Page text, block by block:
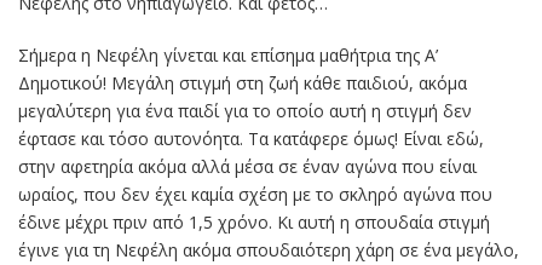
Σήμερα η Νεφέλη γίνεται και επίσημα μαθήτρια της Α’
Δημοτικού! Μεγάλη στιγμή στη ζωή κάθε παιδιού, ακόμα
μεγαλύτερη για ένα παιδί για το οποίο αυτή η στιγμή δεν
έφτασε και τόσο αυτονόητα. Τα κατάφερε όμως! Είναι εδώ,
στην αφετηρία ακόμα αλλά μέσα σε έναν αγώνα που είναι
ωραίος, που δεν έχει καμία σχέση με το σκληρό αγώνα που
έδινε μέχρι πριν από 1,5 χρόνο. Κι αυτή η σπουδαία στιγμή
έγινε για τη Νεφέλη ακόμα σπουδαιότερη χάρη σε ένα μεγάλο,